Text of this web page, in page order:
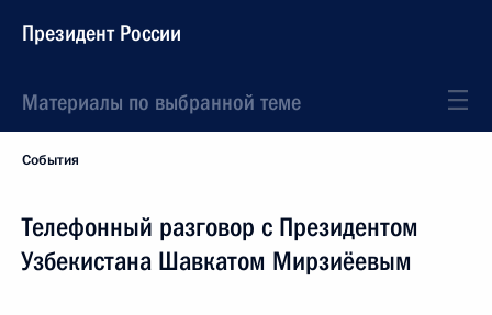
Президент России
Материалы по выбранной теме
События
Телефонный разговор с Президентом
Узбекистана Шавкатом Мирзиёевым